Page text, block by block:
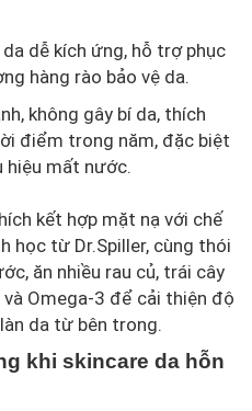
da dễ kích ứng, hỗ trợ phục
hàng rào bảo vệ da.
không gây bí da, thích
điểm trong năm, đặc biệt
hiệu mất nước.
kết hợp mặt nạ với chế
học từ Dr.Spiller, cùng thói
ăn nhiều rau củ, trái cây
và Omega-3 để cải thiện độ
da từ bên trong.
khi skincare da hỗn